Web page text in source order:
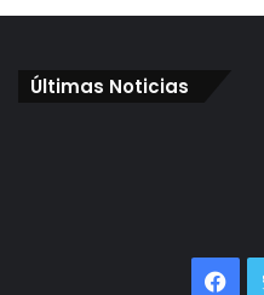
Últimas Noticias